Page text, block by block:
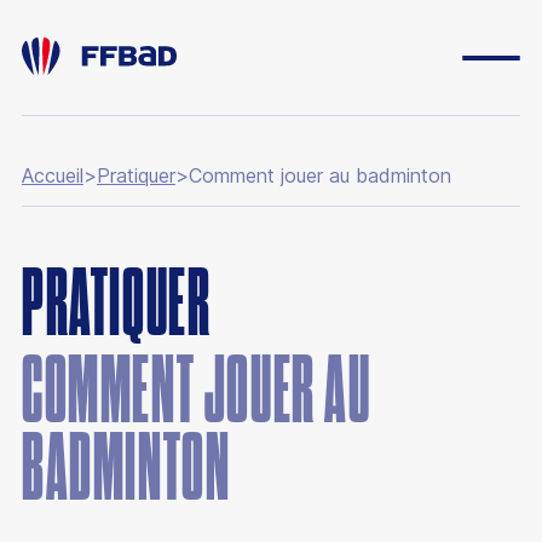
ESPACE LICENCIÉ
FONDATION
BOUTIQUE
YONEX IFB
CARRIÈRES
Accueil>Pratiquer>Comment jouer au badminton
PRATIQUER
COMMENT JOUER AU
BADMINTON